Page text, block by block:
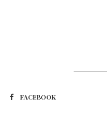
FACEBOOK